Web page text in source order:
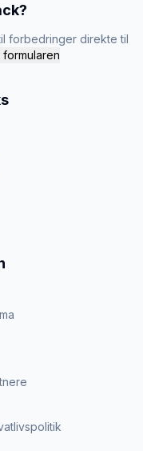
forbedringer direkte til
formularen